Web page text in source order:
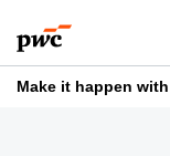
to
content
to
footer
Make it happen with